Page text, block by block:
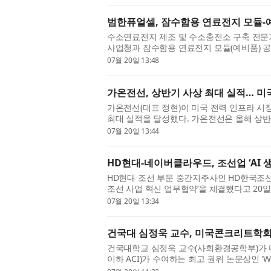
범한퓨얼셀, 잠수함용 연료전지 모듈-
수소연료전지 제조 및 수소충전소 구축 전
사업청과 잠수함용 연료전지 모듈(예비품)
총 계약금액은 약 70억8300만원(V...
07월 20일 13:48
가온전선, 상반기 사상 최대 실적… 미
가온전선(대표 정현)이 미국 전력 인프라
최대 실적을 달성했다. 가온전선은 올해 상
640억원을 기록했다고 20일 밝혔...
07월 20일 13:44
HD현대-네이버클라우드, 조선업 ‘AI
HD현대 조선 부문 중간지주사인 HD한국조
조선 사업 혁신 업무협약’을 체결했다고 20
‘각 세종’에서 열린 협약식에는 HD...
07월 20일 13:34
건국대 심정욱 교수, 미국콘크리트학
건국대학교 심정욱 교수(사회환경공학부)
이하 ACI)가 수여하는 최고 권위 논문상인